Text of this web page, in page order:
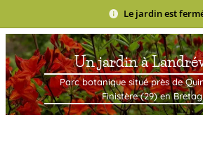
Le jardin est
Un jardin à
Parc botanique situé près de
Finistère (29) en